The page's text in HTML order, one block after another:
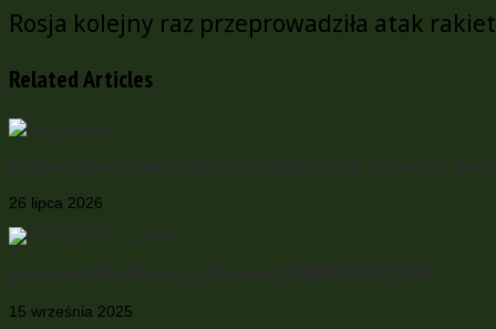
Rosja kolejny raz przeprowadziła atak
Related Articles
26 lipca 2026
15 września 2025